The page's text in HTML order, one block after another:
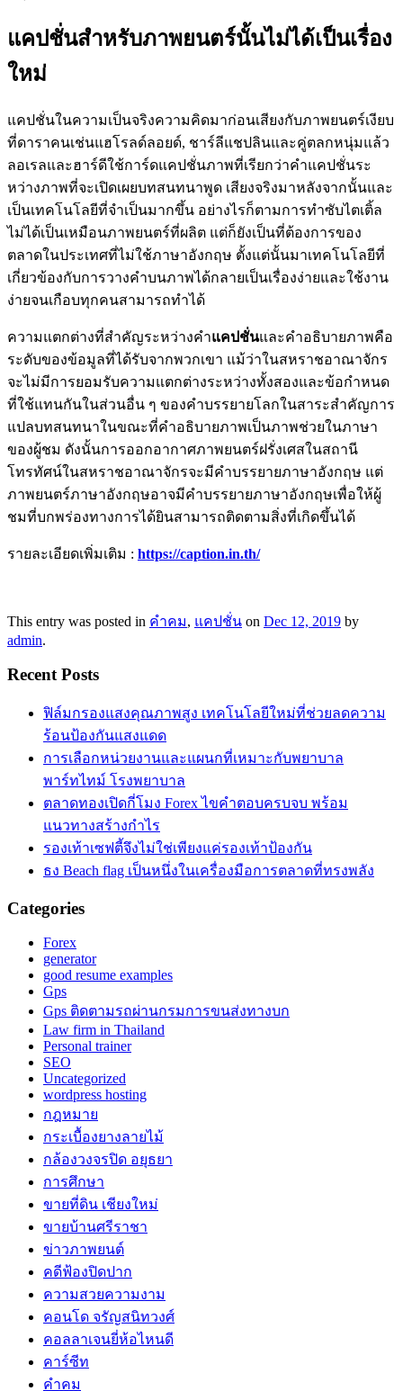
แคปชั่นสำหรับภาพยนตร์นั้นไม่ได้เป็นเรื่อง
ใหม่
แคปชั่นในความเป็นจริงความคิดมาก่อนเสียงกับภาพยนตร์เงียบ
ที่ดาราคนเช่นแฮโรลด์ลอยด์, ชาร์ลีแชปลินและคู่ตลกหนุ่มแล้ว
ลอเรลและฮาร์ดีใช้การ์ดแคปชั่นภาพที่เรียกว่าคำแคปชั่นระ
หว่างภาพที่จะเปิดเผยบทสนทนาพูด เสียงจริงมาหลังจากนั้นและ
เป็นเทคโนโลยีที่จำเป็นมากขึ้น อย่างไรก็ตามการทำซับไตเติ้ล
ไม่ได้เป็นเหมือนภาพยนตร์ที่ผลิต แต่ก็ยังเป็นที่ต้องการของ
ตลาดในประเทศที่ไม่ใช้ภาษาอังกฤษ ตั้งแต่นั้นมาเทคโนโลยีที่
เกี่ยวข้องกับการวางคำบนภาพได้กลายเป็นเรื่องง่ายและใช้งาน
ง่ายจนเกือบทุกคนสามารถทำได้
ความแตกต่างที่สำคัญระหว่างคำแคปชั่นและคำอธิบายภาพคือ
ระดับของข้อมูลที่ได้รับจากพวกเขา แม้ว่าในสหราชอาณาจักร
จะไม่มีการยอมรับความแตกต่างระหว่างทั้งสองและข้อกำหนด
ที่ใช้แทนกันในส่วนอื่น ๆ ของคำบรรยายโลกในสาระสำคัญการ
แปลบทสนทนาในขณะที่คำอธิบายภาพเป็นภาพช่วยในภาษา
ของผู้ชม ดังนั้นการออกอากาศภาพยนตร์ฝรั่งเศสในสถานี
โทรทัศน์ในสหราชอาณาจักรจะมีคำบรรยายภาษาอังกฤษ แต่
ภาพยนตร์ภาษาอังกฤษอาจมีคำบรรยายภาษาอังกฤษเพื่อให้ผู้
ชมที่บกพร่องทางการได้ยินสามารถติดตามสิ่งที่เกิดขึ้นได้
รายละเอียดเพิ่มเติม : https://caption.in.th/
This entry was posted in คำคม, แคปชั่น on Dec 12, 2019 by
admin.
Recent Posts
ฟิล์มกรองแสงคุณภาพสูง เทคโนโลยีใหม่ที่ช่วยลดความ
ร้อนป้องกันแสงแดด
การเลือกหน่วยงานและแผนกที่เหมาะกับพยาบาล
พาร์ทไทม์ โรงพยาบาล
ตลาดทองเปิดกี่โมง Forex ไขคำตอบครบจบ พร้อม
แนวทางสร้างกำไร
รองเท้าเซฟตี้จึงไม่ใช่เพียงแค่รองเท้าป้องกัน
ธง Beach flag เป็นหนึ่งในเครื่องมือการตลาดที่ทรงพลัง
Categories
Forex
generator
good resume examples
Gps
Gps ติดตามรถผ่านกรมการขนส่งทางบก
Law firm in Thailand
Personal trainer
SEO
Uncategorized
wordpress hosting
กฎหมาย
กระเบื้องยางลายไม้
กล้องวงจรปิด อยุธยา
การศึกษา
ขายที่ดิน เชียงใหม่
ขายบ้านศรีราชา
ข่าวภาพยนต์
คดีฟ้องปิดปาก
ความสวยความงาม
คอนโด จรัญสนิทวงศ์
คอลลาเจนยี่ห้อไหนดี
คาร์ซีท
คำคม